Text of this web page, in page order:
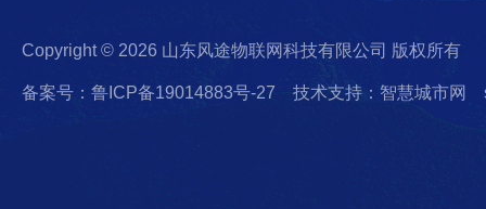
Copyright © 2026 山东风途物联网科技有限公司 版权所有
备案号：鲁ICP备19014883号-27 技术支持：智慧城市网